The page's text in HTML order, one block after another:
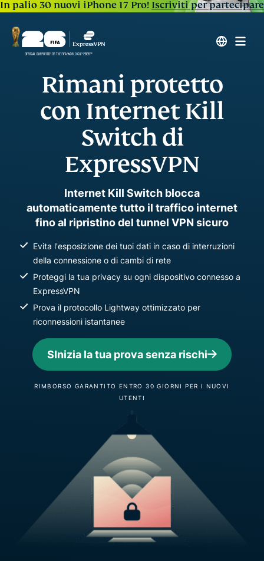
In palio 30 nuovi iPhone 17 Pro! Iscriviti per partecipare
Rimani protetto
con Internet Kill
Switch di
ExpressVPN
Internet Kill Switch blocca
automaticamente tutto il traffico internet
fino al ripristino del tunnel VPN sicuro
Evita l'esposizione dei tuoi dati in caso di interruzioni
della connessione o di cambi di rete
Proteggi la tua privacy su ogni dispositivo connesso a
ExpressVPN
Prova il protocollo Lightway ottimizzato per
riconnessioni istantanee
SInizia la tua prova senza rischi
RIMBORSO GARANTITO ENTRO 30 GIORNI PER I NUOVI
UTENTI